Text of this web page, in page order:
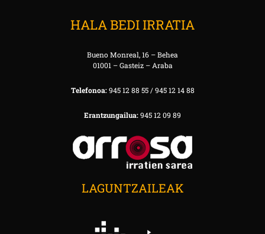
HALA BEDI IRRATIA
Bueno Monreal, 16 – Behea
01001 – Gasteiz – Araba
Telefonoa:945 12 88 55 / 945 12 14 88
Erantzungailua:945 12 09 89
LAGUNTZAILEAK